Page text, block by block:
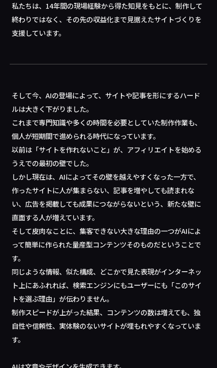
私たちは、14年間の現場経験から得た知見をもとに、制作して
終わりではなく、その先の収益化まで見据えたサイトづくりを
支援しています。
そして今、AIの登場によって、サイトや記事を形にするハード
ルは大きく下がりました。
これまで専門知識や多くの時間を必要としていた制作作業も、
個人が短期間で進められる時代になっています。
以前は「サイトを作れないこと」が、アフィリエイトを始める
うえでの最初の壁でした。
しかし現在は、AIによってその壁を越えやすくなった一方で、
作ったサイトに人が集まらない、記事を増やしても読まれな
い、広告を掲載しても成果につながらないという、新たな壁に
直面する人が増えています。
そして皮肉なことに、集客できない大きな理由の一つがAIによ
って簡単に作られた量産型コンテンツそのものだということで
す。
同じような情報、似た構成、どこかで見た表現がインターネッ
ト上にあふれれば、検索エンジンにもユーザーにも「このサイ
トを選ぶ理由」が伝わりません。
制作スピードが上がった結果、コンテンツの数は増えても、独
自性や信頼性、実体験のないサイトが埋もれやすくなっていま
す。